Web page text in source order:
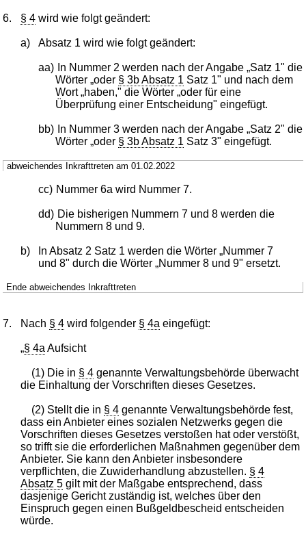
6. § 4 wird wie folgt geändert:
a) Absatz 1 wird wie folgt geändert:
aa)
In Nummer 2 werden nach der Angabe „Satz 1" die
Wörter „oder § 3b Absatz 1 Satz 1" und nach dem
Wort „haben," die Wörter „oder für eine
Überprüfung einer Entscheidung" eingefügt.
bb)
In Nummer 3 werden nach der Angabe „Satz 2" die
Wörter „oder § 3b Absatz 1 Satz 3" eingefügt.
abweichendes Inkrafttreten am 01.02.2022
cc) Nummer 6a wird Nummer 7.
dd) Die bisherigen Nummern 7 und 8 werden die
Nummern 8 und 9.
b)
In Absatz 2 Satz 1 werden die Wörter „Nummer 7
und 8" durch die Wörter „Nummer 8 und 9" ersetzt.
Ende abweichendes Inkrafttreten
7. Nach § 4 wird folgender § 4a eingefügt:
„§ 4a Aufsicht
(1) Die in § 4 genannte Verwaltungsbehörde überwacht
die Einhaltung der Vorschriften dieses Gesetzes.
(2) Stellt die in § 4 genannte Verwaltungsbehörde fest,
dass ein Anbieter eines sozialen Netzwerks gegen die
Vorschriften dieses Gesetzes verstoßen hat oder verstößt,
so trifft sie die erforderlichen Maßnahmen gegenüber dem
Anbieter. Sie kann den Anbieter insbesondere
verpflichten, die Zuwiderhandlung abzustellen. § 4
Absatz 5 gilt mit der Maßgabe entsprechend, dass
dasjenige Gericht zuständig ist, welches über den
Einspruch gegen einen Bußgeldbescheid entscheiden
würde.